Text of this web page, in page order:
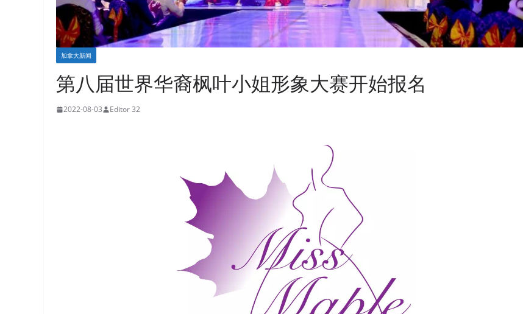
加拿大新闻
第八届世界华裔枫叶小姐形象大赛开始报名
2022-08-03 Editor 32